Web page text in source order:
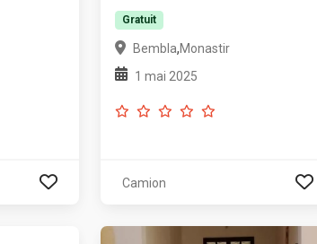
Gratuit
Bembla,Monastir
1 mai 2025
Camion